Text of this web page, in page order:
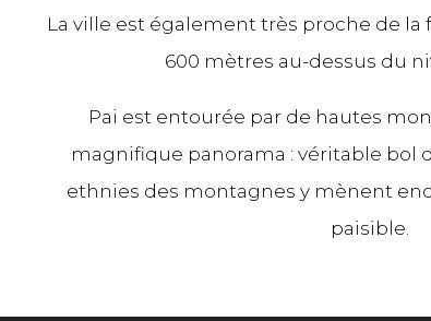
La ville est également très proche de
600 mètres au-dessus du
Pai est entourée par de hautes
magnifique panorama : véritable bol
ethnies des montagnes y mènent
paisible.